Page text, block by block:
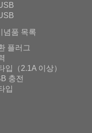
념품 목록
플러그
입（2.1A 이상）
충전
입